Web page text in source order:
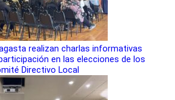
realizan charlas informativas
en las elecciones de los
Directivo Local